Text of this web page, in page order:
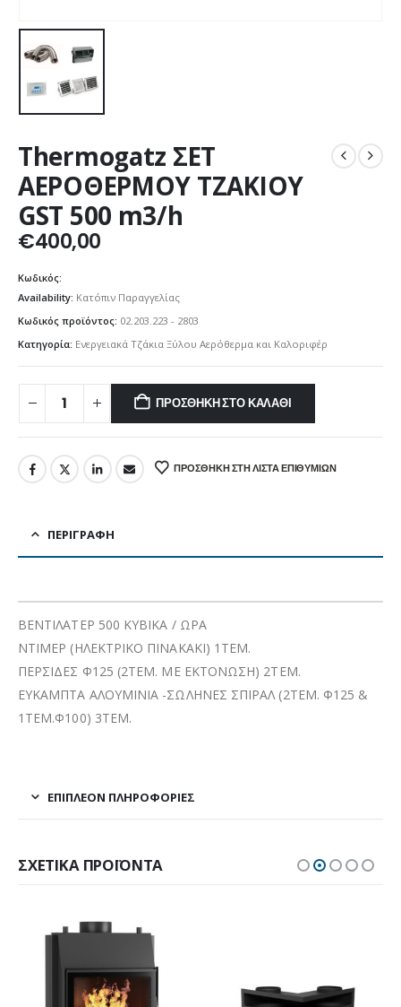
Thermogatz ΣΕΤ
ΑΕΡΟΘΕΡΜΟΥ ΤΖΑΚΙΟΥ
GST 500 m3/h
€400,00
Κωδικός:
Availability: Κατόπιν Παραγγελίας
Κωδικός προϊόντος: 02.203.223 - 2803
Κατηγορία: Ενεργειακά Τζάκια Ξύλου Αερόθερμα και Καλοριφέρ
ΠΡΟΣΘΉΚΗ ΣΤΟ ΚΑΛΆΘΙ
ΠΡΟΣΘΉΚΗ ΣΤΗ ΛΊΣΤΑ ΕΠΙΘΥΜΙΏΝ
ΠΕΡΙΓΡΑΦΉ
ΒΕΝΤΙΛΑΤΕΡ 500 ΚΥΒΙΚΑ / ΩΡΑ
ΝΤΙΜΕΡ (ΗΛΕΚΤΡΙΚΟ ΠΙΝΑΚΑΚΙ) 1ΤΕΜ.
ΠΕΡΣΙΔΕΣ Φ125 (2ΤΕΜ. ΜΕ ΕΚΤΟΝΩΣΗ) 2ΤΕΜ.
ΕΥΚΑΜΠΤΑ ΑΛΟΥΜΙΝΙΑ -ΣΩΛΗΝΕΣ ΣΠΙΡΑΛ (2ΤΕΜ. Φ125 &
1ΤΕΜ.Φ100) 3ΤΕΜ.
ΕΠΙΠΛΈΟΝ ΠΛΗΡΟΦΟΡΊΕΣ
ΣΧΕΤΙΚΆ ΠΡΟΪΌΝΤΑ